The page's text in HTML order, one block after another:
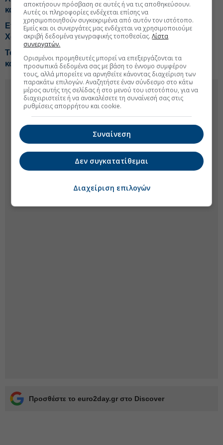
κατοικία
Επίτιμος δημότης Σπετσών ο Sir Στέλιος
Χατζηιωάννου
Το Κέμπριτζ επανεξετάζει τις διαδικασίες πρόσληψης
καθηγητών
Προσθέστε το euro2day.gr στο Discover
αποκτήσουν πρόσβαση σε αυτές ή να τις αποθηκεύσουν.
Αυτές οι πληροφορίες ενδέχεται επίσης να
χρησιμοποιηθούν συγκεκριμένα από αυτόν τον ιστότοπο.
Εμείς και οι συνεργάτες μας ενδέχεται να χρησιμοποιούμε
ακριβή δεδομένα γεωγραφικής τοποθεσίας.Λίστα
συνεργατών.
Ορισμένοι προμηθευτές μπορεί να επεξεργάζονται τα
προσωπικά δεδομένα σας με βάση το έννομο συμφέρον
τους, αλλά μπορείτε να αρνηθείτε κάνοντας διαχείριση των
παρακάτω επιλογών. Αναζητήστε έναν σύνδεσμο στο κάτω
μέρος αυτής της σελίδας ή στο μενού του ιστοτόπου, για να
διαχειριστείτε ή να ανακαλέσετε τη συναίνεσή σας στις
ρυθμίσεις απορρήτου και cookie.
Συναίνεση
Δεν συγκατατίθεμαι
Διαχείριση επιλογών